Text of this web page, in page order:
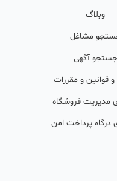
وبلاگ
مشاغل
جستجو آگهی
قوانین و مقررات
مدیریت فروشگاه
درگاه پرداخت امن